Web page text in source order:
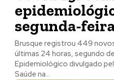
segunda-
Brusque registrou 449
últimas 24 horas, segundo
Epidemiológico divulgado
Saúde na...